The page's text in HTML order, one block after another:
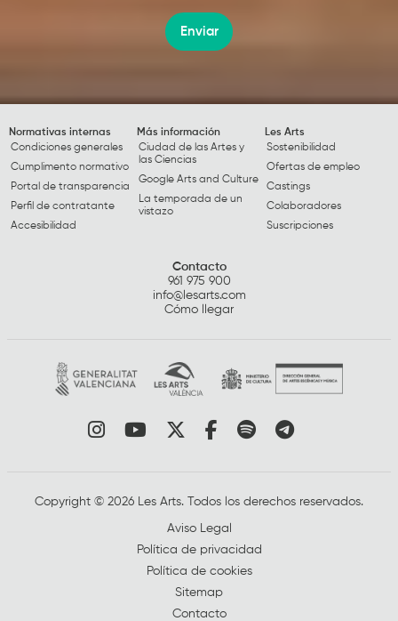
Enviar
Normativas internas
Condiciones generales
Cumplimento normativo
Portal de transparencia
Perfil de contratante
Accesibilidad
Más información
Ciudad de las Artes y
las Ciencias
Google Arts and Culture
La temporada de un
vistazo
Les Arts
Sostenibilidad
Ofertas de empleo
Castings
Colaboradores
Suscripciones
Contacto
961 975 900
info@lesarts.com
Cómo llegar
Link a instagram
Link a youtube
Link a twitter
Link a facebook
Link a spotify
Link a
Copyright © 2026 Les Arts. Todos los derechos reservados.
Aviso Legal
Política de privacidad
Política de cookies
Sitemap
Contacto